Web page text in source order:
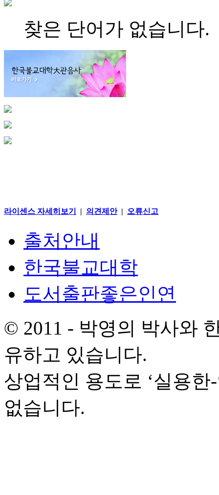
찾은 단어가 없습니다.
라이센스 자세히보기 | 의견제안| 오류신고
출처안내
한국불교대학
도서출판좋은인연
© 2011 - 박영의 박사와
유하고 있습니다.
상업적인 용도로 ‘실용
없습니다.